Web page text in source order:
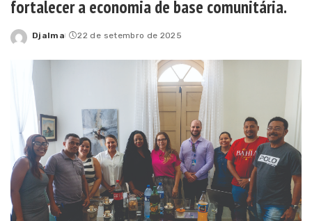
fortalecer a economia de base comunitária.
Posted
Djalma 22 de setembro de 2025